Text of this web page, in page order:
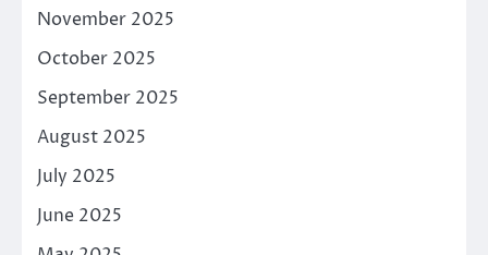
November 2025
October 2025
September 2025
August 2025
July 2025
June 2025